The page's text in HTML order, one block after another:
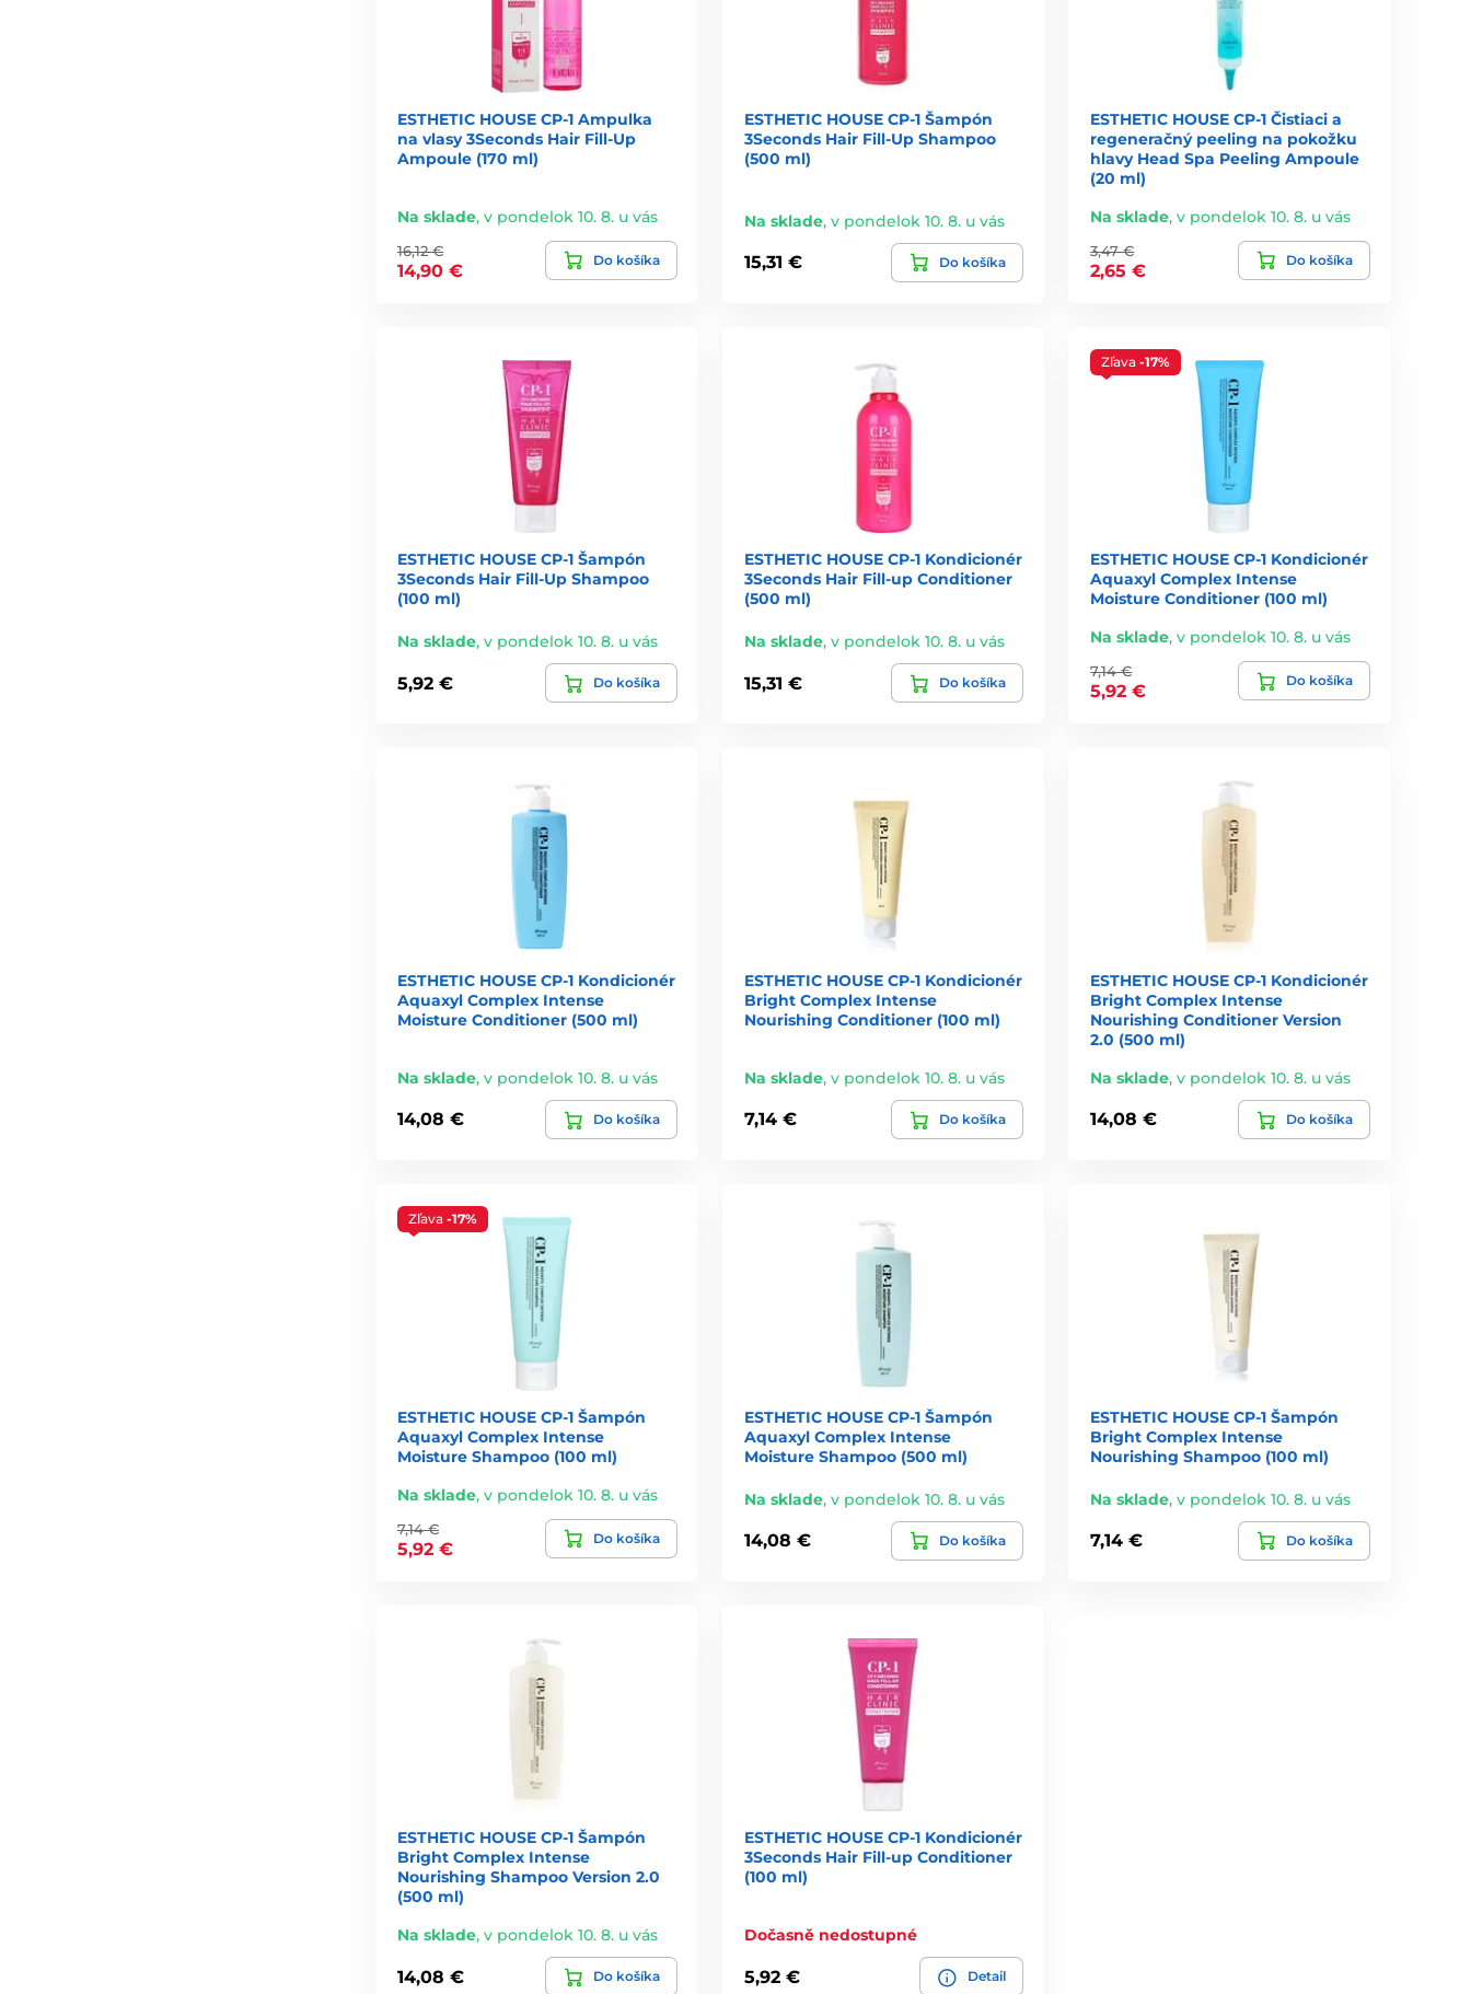
ESTHETIC HOUSE CP-1 Ampulka
na vlasy 3Seconds Hair Fill-Up
Ampoule (170 ml)
Na sklade, v pondelok 10. 8. u vás
16,12 €
14,90 €
Do košíka
ESTHETIC HOUSE CP-1 Šampón
3Seconds Hair Fill-Up Shampoo
(500 ml)
Na sklade, v pondelok 10. 8. u vás
15,31 € Do košíka
ESTHETIC HOUSE CP-1 Čistiaci a
regeneračný peeling na pokožku
hlavy Head Spa Peeling Ampoule
(20 ml)
Na sklade,v pondelok 10. 8. u vás
3,47 €
2,65 €
Do košíka
ESTHETIC HOUSE CP-1 Šampón
3Seconds Hair Fill-Up Shampoo
(100 ml)
Na sklade, v pondelok 10. 8. u vás
5,92 € Do košíka
ESTHETIC HOUSE CP-1 Kondicionér
3Seconds Hair Fill-up Conditioner
(500 ml)
Na sklade, v pondelok 10. 8. u vás
15,31 € Do košíka
Zľava-17%
ESTHETIC HOUSE CP-1 Kondicionér
Aquaxyl Complex Intense
Moisture Conditioner (100 ml)
Na sklade,v pondelok 10. 8. u vás
7,14 €
5,92 €
Do košíka
ESTHETIC HOUSE CP-1 Kondicionér
Aquaxyl Complex Intense
Moisture Conditioner (500 ml)
Na sklade, v pondelok 10. 8. u vás
14,08 € Do košíka
ESTHETIC HOUSE CP-1 Kondicionér
Bright Complex Intense
Nourishing Conditioner (100 ml)
Na sklade, v pondelok 10. 8. u vás
7,14 € Do košíka
ESTHETIC HOUSE CP-1 Kondicionér
Bright Complex Intense
Nourishing Conditioner Version
2.0 (500 ml)
Na sklade,v pondelok 10. 8. u vás
14,08 € Do košíka
Zľava -17%
ESTHETIC HOUSE CP-1 Šampón
Aquaxyl Complex Intense
Moisture Shampoo (100 ml)
Na sklade, v pondelok 10. 8. u vás
7,14 €
5,92 €
Do košíka
ESTHETIC HOUSE CP-1 Šampón
Aquaxyl Complex Intense
Moisture Shampoo (500 ml)
Na sklade, v pondelok 10. 8. u vás
14,08 € Do košíka
ESTHETIC HOUSE CP-1 Šampón
Bright Complex Intense
Nourishing Shampoo (100 ml)
Na sklade,v pondelok 10. 8. u vás
7,14 € Do košíka
ESTHETIC HOUSE CP-1 Šampón
Bright Complex Intense
Nourishing Shampoo Version 2.0
(500 ml)
Na sklade, v pondelok 10. 8. u vás
14,08 € Do košíka
ESTHETIC HOUSE CP-1 Kondicionér
3Seconds Hair Fill-up Conditioner
(100 ml)
Dočasně nedostupné
5,92 € Detail